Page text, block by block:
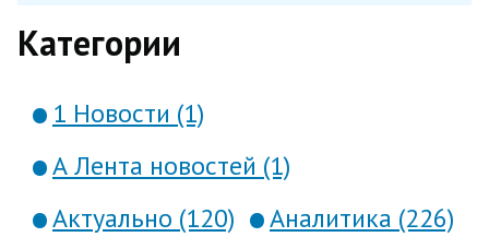
Категории
1 Новости (1)
А Лента новостей (1)
Актуально (120)
Аналитика (226)